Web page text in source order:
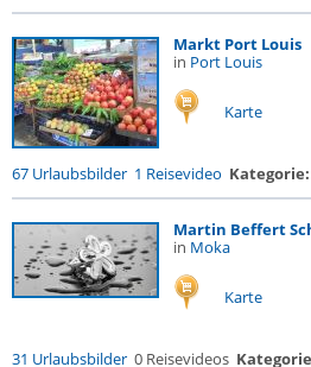
Markt Port Louis
in Port Louis
Karte
67 Urlaubsbilder 1 Reisevideo Kategorie:
Martin Beffert
in Moka
Karte
31 Urlaubsbilder 0 Reisevideos